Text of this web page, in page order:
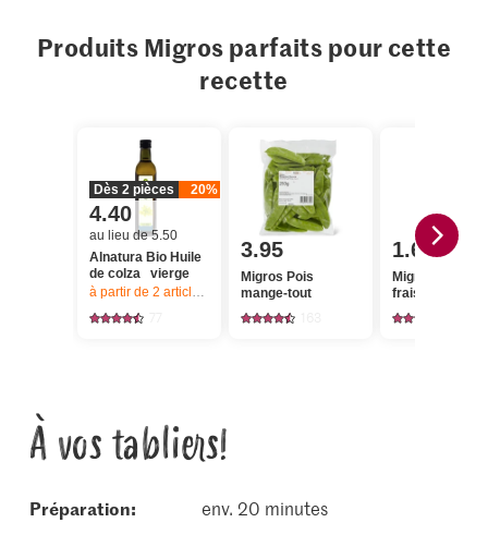
Produits Migros parfaits pour cette
recette
Dès 2 pièces 20%
4.40
au lieu de 5.50
Alnatura Bio Huile
de colza vierge
à partir de 2 articles, Offre valable du 6.8 au 12.8.2026, jusqu’à
3.95
Migros Pois
mange-tout
1.60
Migros Oignons
frais
À vos tabliers!
Préparation: env. 20 minutes